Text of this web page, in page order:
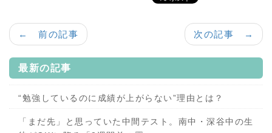
次の記事 →
← 前の記事
最新の記事
“勉強しているのに成績が上がらない”理由とは？
「まだ先」と思っていた中間テスト。南中・深谷中の生